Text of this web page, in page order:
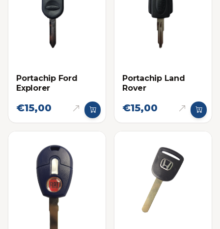
Portachip Ford
Explorer
€15,00
Portachip Land
Rover
€15,00